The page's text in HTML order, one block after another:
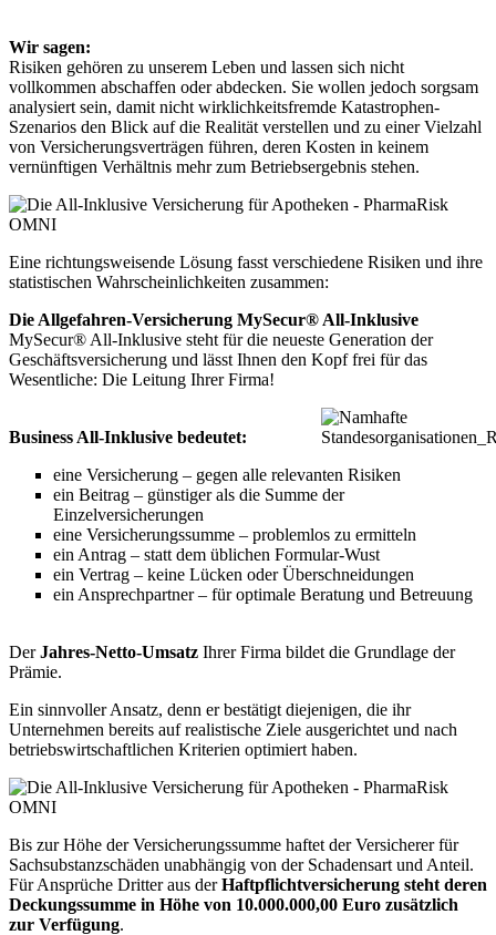
Wir sagen:
Risiken gehören zu unserem Leben und lassen sich nicht
vollkommen abschaffen oder abdecken. Sie wollen jedoch sorgsam
analysiert sein, damit nicht wirklichkeitsfremde Katastrophen-
Szenarios den Blick auf die Realität verstellen und zu einer Vielzahl
von Versicherungsverträgen führen, deren Kosten in keinem
vernünftigen Verhältnis mehr zum Betriebsergebnis stehen.
Eine richtungsweisende Lösung fasst verschiedene Risiken und ihre
statistischen Wahrscheinlichkeiten zusammen:
Die Allgefahren-Versicherung MySecur® All-Inklusive
MySecur® All-Inklusive steht für die neueste Generation der
Geschäftsversicherung und lässt Ihnen den Kopf frei für das
Wesentliche: Die Leitung Ihrer Firma!
Business All-Inklusive bedeutet:
eine Versicherung – gegen alle relevanten Risiken
ein Beitrag – günstiger als die Summe der
Einzelversicherungen
eine Versicherungssumme – problemlos zu ermitteln
ein Antrag – statt dem üblichen Formular-Wust
ein Vertrag – keine Lücken oder Überschneidungen
ein Ansprechpartner – für optimale Beratung und Betreuung
DerJahres-Netto-Umsatz Ihrer Firma bildet die Grundlage der
Prämie.
Ein sinnvoller Ansatz, denn er bestätigt diejenigen, die ihr
Unternehmen bereits auf realistische Ziele ausgerichtet und nach
betriebswirtschaftlichen Kriterien optimiert haben.
Bis zur Höhe der Versicherungssumme haftet der Versicherer für
Sachsubstanzschäden unabhängig von der Schadensart und Anteil.
Für Ansprüche Dritter aus derHaftpflichtversicherung steht deren
Deckungssumme in Höhe von 10.000.000,00 Euro zusätzlich
zur Verfügung.